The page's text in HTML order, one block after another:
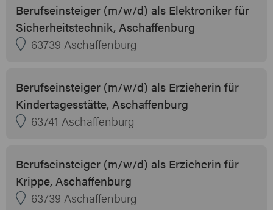
Berufseinsteiger (m/w/d) als Elektroniker für
Sicherheitstechnik, Aschaffenburg
63739 Aschaffenburg
Berufseinsteiger (m/w/d) als Erzieherin für
Kindertagesstätte, Aschaffenburg
63741 Aschaffenburg
Berufseinsteiger (m/w/d) als Erzieherin für
Krippe, Aschaffenburg
63739 Aschaffenburg